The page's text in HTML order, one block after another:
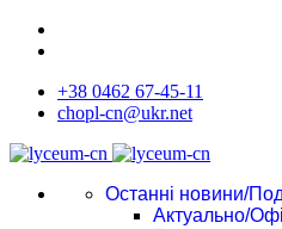
+38 0462 67-45-11
chopl-cn@ukr.net
Останні новини/
Актуально/